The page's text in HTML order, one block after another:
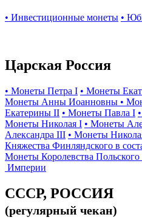
• Инвестиционные монеты •
Царская Россия
• Монеты Петра I • Монеты
Монеты Анны Иоанновны •
Екатерины II • Монеты Павла I
Монеты Николая I • Монеты
Александра III • Монеты
Княжества Финляндского в
Монеты Королевства Польского
Империи
СССР, РОССИЯ
(регулярный чекан)